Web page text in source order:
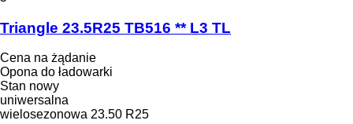
Triangle 23.5R25 TB516 ** L3 TL
Cena na żądanie
Opona do ładowarki
Stan nowy
uniwersalna
wielosezonowa 23.50 R25